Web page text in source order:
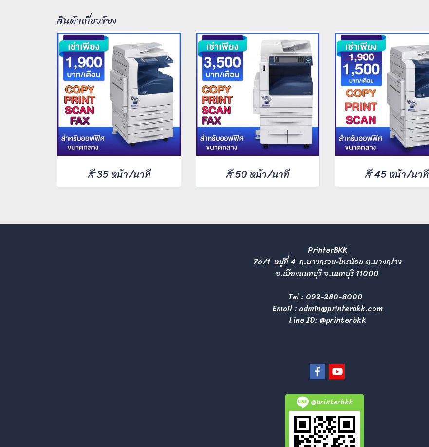
สินค้าเกี่ยวข้อง
สี 35 หน้า/นาที สี 50 หน้า/นาที สี 45 หน้า/นาที
PrinterBKK
76/1 หมู่ที่ 4 ถ.บางกรวย-ไทรน้อย ต.บางกร่าง
อ.เมืองนนทบุรี จ.นนทบุรี 11000
Tel : 092-280-8000
Email : admin@printerbkk.com
Line ID: @printerbkk
@printerbkk